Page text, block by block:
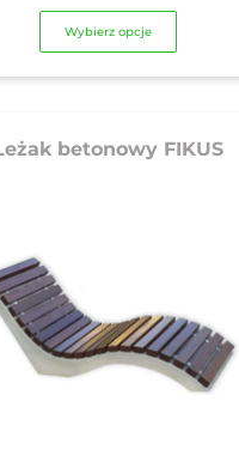
Wybierz opcje
betonowy FIKUS